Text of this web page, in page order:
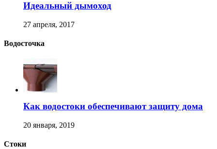
Идеальный дымоход
27 апреля, 2017
Водосточка
Как водостоки обеспечивают защиту дома
20 января, 2019
Стоки